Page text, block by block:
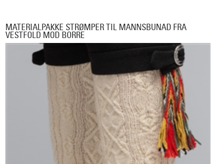
MATERIALPAKKE STRØMPER TIL MANNSBUNAD FRA
VESTFOLD MOD BORRE